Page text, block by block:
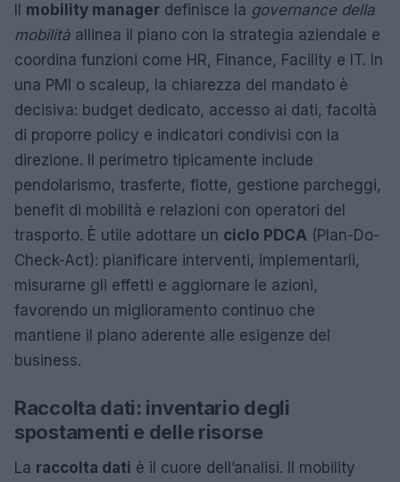
mobility manager definisce la governance della
mobilità allinea il piano con la strategia aziendale e
coordina funzioni come HR, Finance, Facility e IT. In
una PMI o scaleup, la chiarezza del mandato è
decisiva: budget dedicato, accesso ai dati, facoltà
di proporre policy e indicatori condivisi con la
direzione. Il perimetro tipicamente include
pendolarismo, trasferte, flotte, gestione parcheggi,
benefit di mobilità e relazioni con operatori del
trasporto. È utile adottare un ciclo PDCA (Plan-Do-
Check-Act): pianificare interventi, implementarli,
misurarne gli effetti e aggiornare le azioni,
favorendo un miglioramento continuo che
mantiene il piano aderente alle esigenze del
business.
Raccolta dati: inventario degli
spostamenti e delle risorse
La raccolta dati è il cuore dell’analisi. Il mobility